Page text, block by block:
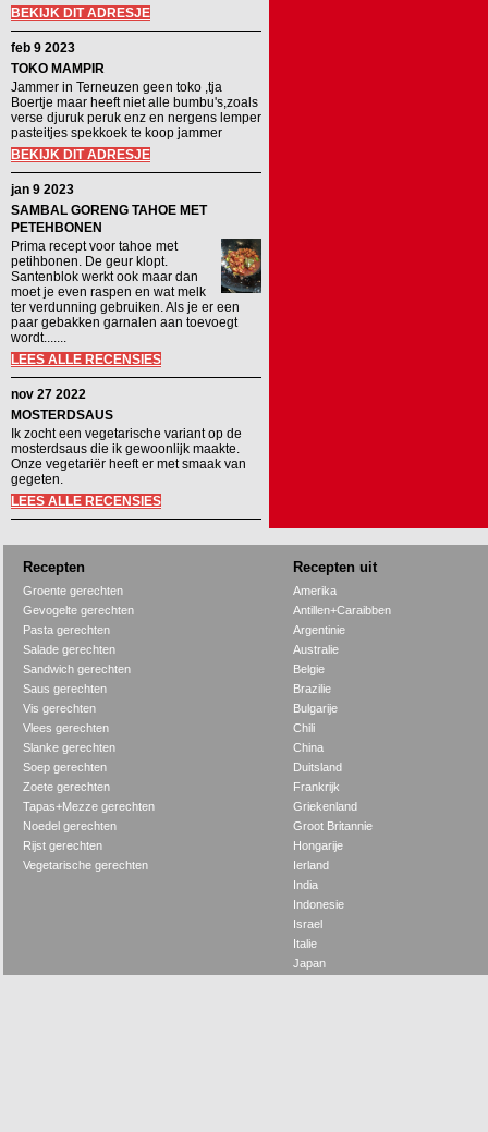
BEKIJK DIT ADRESJE
feb 9 2023
TOKO MAMPIR
Jammer in Terneuzen geen toko ,tja
Boertje maar heeft niet alle bumbu's,zoals
verse djuruk peruk enz en nergens lemper
pasteitjes spekkoek te koop jammer
BEKIJK DIT ADRESJE
jan 9 2023
SAMBAL GORENG TAHOE MET
PETEHBONEN
Prima recept voor tahoe met
petihbonen. De geur klopt.
Santenblok werkt ook maar dan
moet je even raspen en wat melk
ter verdunning gebruiken. Als je er een
paar gebakken garnalen aan toevoegt
wordt.......
LEES ALLE RECENSIES
nov 27 2022
MOSTERDSAUS
Ik zocht een vegetarische variant op de
mosterdsaus die ik gewoonlijk maakte.
Onze vegetariër heeft er met smaak van
gegeten.
LEES ALLE RECENSIES
Recepten Recepten uit
Groente gerechten
Gevogelte gerechten
Pasta gerechten
Salade gerechten
Sandwich gerechten
Saus gerechten
Vis gerechten
Vlees gerechten
Slanke gerechten
Soep gerechten
Zoete gerechten
Tapas+Mezze gerechten
Noedel gerechten
Rijst gerechten
Vegetarische gerechten
Amerika
Antillen+Caraibben
Argentinie
Australie
Belgie
Brazilie
Bulgarije
Chili
China
Duitsland
Frankrijk
Griekenland
Groot Britannie
Hongarije
Ierland
India
Indonesie
Israel
Italie
Japan